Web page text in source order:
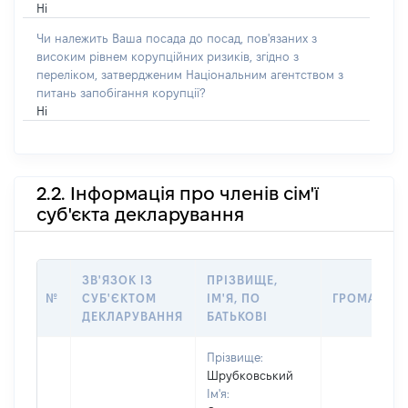
Ні
Чи належить Ваша посада до посад, пов'язаних з
високим рівнем корупційних ризиків, згідно з
переліком, затвердженим Національним агентством з
питань запобігання корупції?
Ні
2.2. Інформація про членів сім'ї
суб'єкта декларування
№
ЗВ'ЯЗОК ІЗ
СУБ'ЄКТОМ
ДЕКЛАРУВАННЯ
ПРІЗВИЩЕ,
ІМ'Я, ПО
БАТЬКОВІ
Прізвище:
Шрубковський
Ім'я: